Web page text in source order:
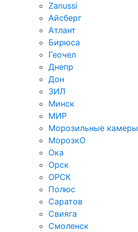
Zanussi
Айсберг
Атлант
Бирюса
Геочел
Днепр
Дон
ЗИЛ
Минск
МИР
Морозильные камеры
МорозкО
Ока
Орск
ОРСК
Полюс
Саратов
Свияга
Смоленск